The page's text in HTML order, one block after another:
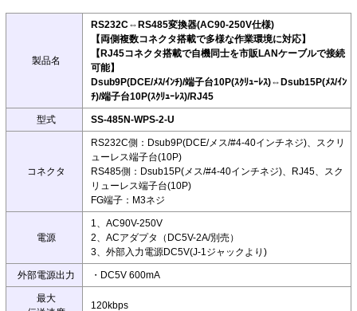
製品名
RS232C⇔RS485変換器(AC90-250V仕様)
【両側複数コネクタ搭載で多様な作業環境に対応】
【RJ45コネクタ搭載で自機同士を市販LANケーブルで接続
可能】
Dsub9P(DCE/ﾒｽ/ｲﾝﾁ)/端子台10P(ｽｸﾘｭｰﾚｽ)⇔Dsub15P(ﾒｽ/ｲﾝ
ﾁ)/端子台10P(ｽｸﾘｭｰﾚｽ)/RJ45
型式 SS-485N-WPS-2-U
コネクタ
RS232C側：Dsub9P(DCE/メス/#4-40インチネジ)、スクリ
ューレス端子台(10P)
RS485側：Dsub15P(メス/#4-40インチネジ)、RJ45、スク
リューレス端子台(10P)
FG端子：M3ネジ
電源
1、AC90V-250V
2、ACアダプタ（DC5V-2A/別売）
3、外部入力電源DC5V(J-1ジャックより)
外部電源出力 ・DC5V 600mA
最大
120kbps